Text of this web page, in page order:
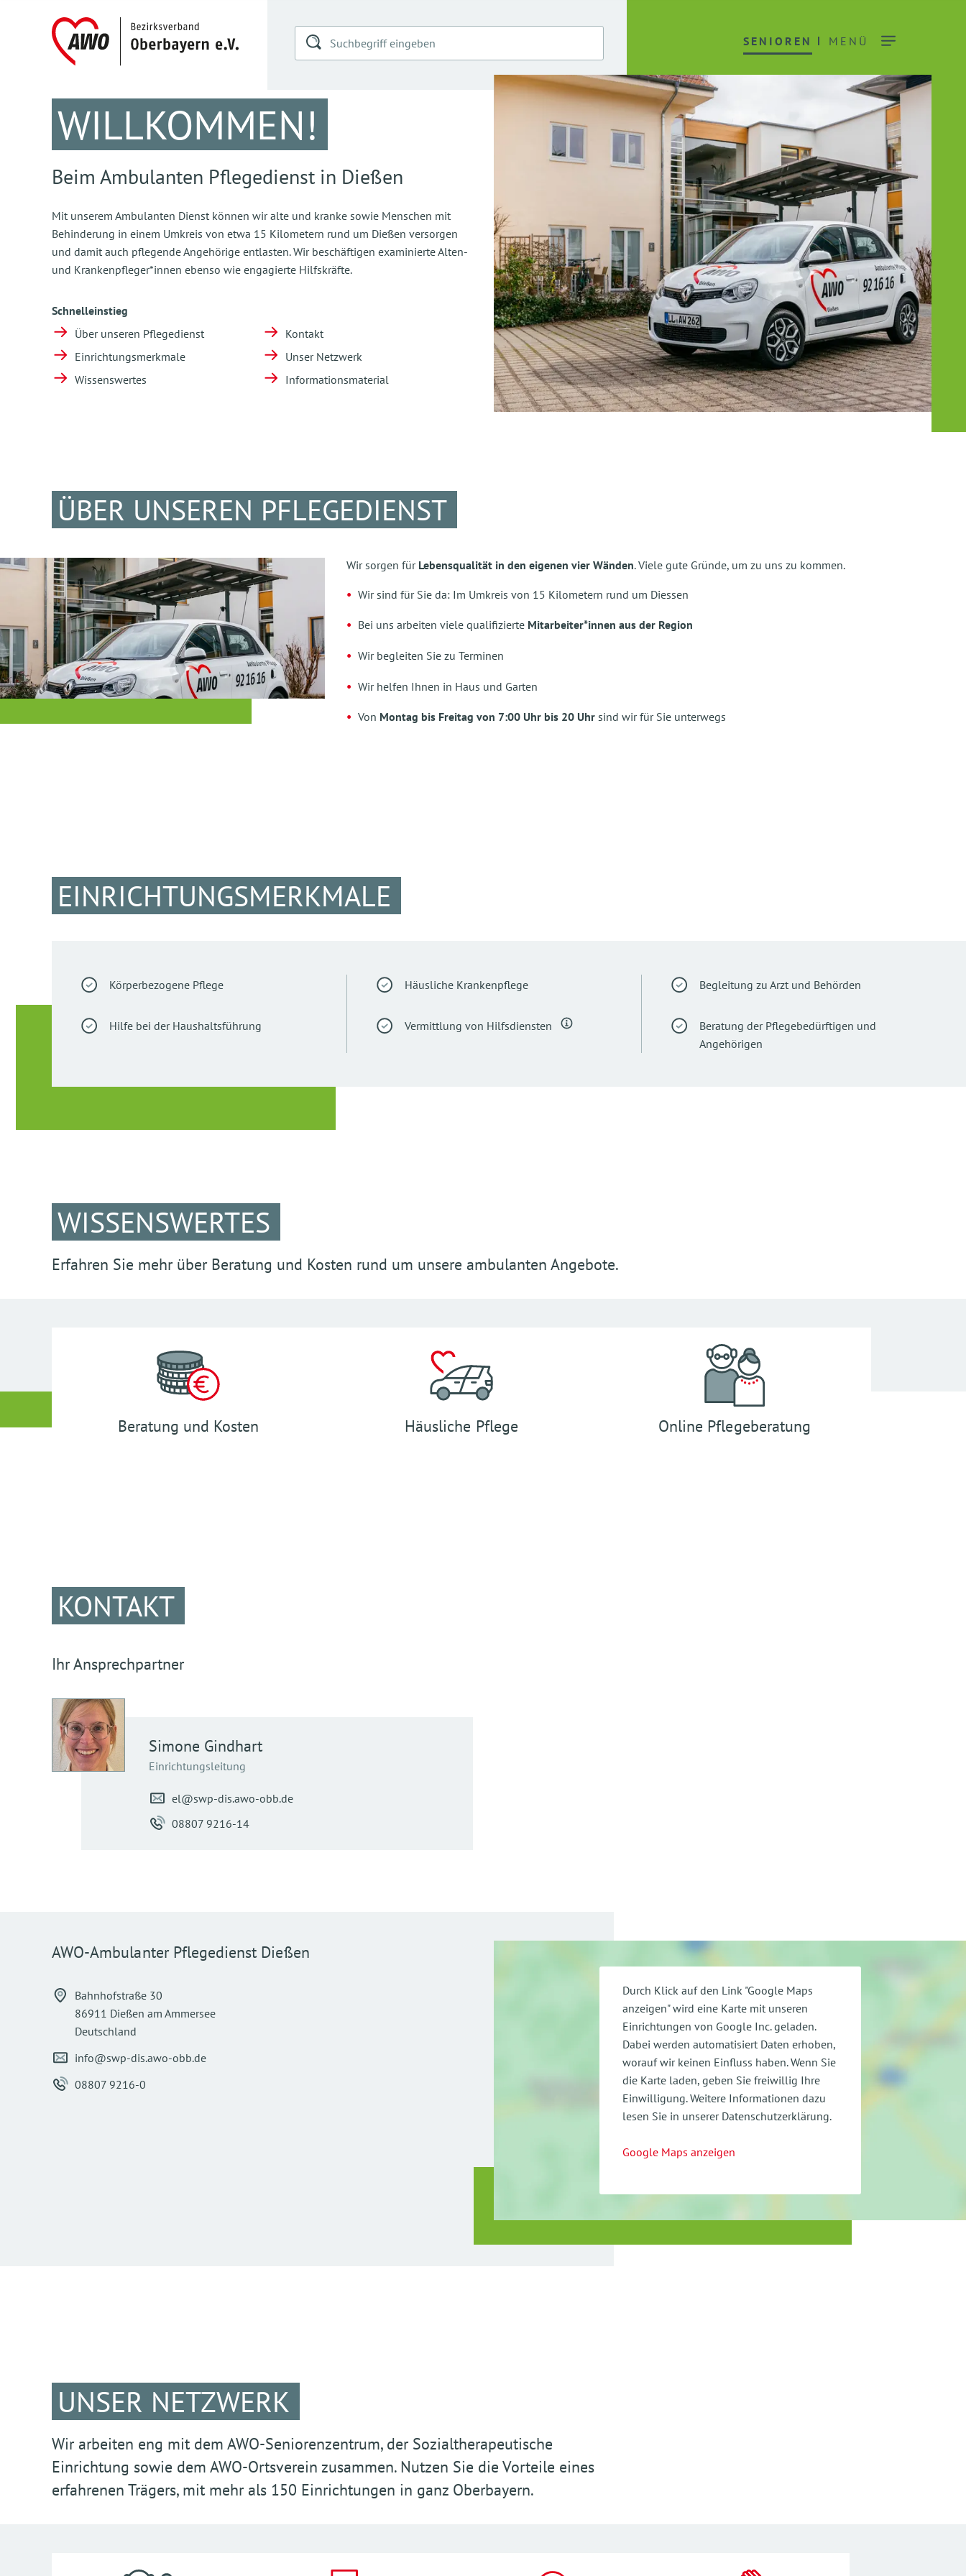
SENIOREN MENÜ
WILLKOMMEN!
Beim Ambulanten Pflegedienst in Dießen
Mit unserem Ambulanten Dienst können wir alte und kranke sowie Menschen mit
Behinderung in einem Umkreis von etwa 15 Kilometern rund um Dießen versorgen
und damit auch pflegende Angehörige entlasten. Wir beschäftigen examinierte Alten-
und Krankenpfleger*innen ebenso wie engagierte Hilfskräfte.
Schnelleinstieg
Über unseren Pflegedienst
Einrichtungsmerkmale
Wissenswertes
Kontakt
Unser Netzwerk
Informationsmaterial
ÜBER UNSEREN PFLEGEDIENST
Wir sorgen für Lebensqualität in den eigenen vier Wänden. Viele gute Gründe, um zu uns zu kommen.
Wir sind für Sie da: Im Umkreis von 15 Kilometern rund um Diessen
Bei uns arbeiten viele qualifizierte Mitarbeiter*innen aus der Region
Wir begleiten Sie zu Terminen
Wir helfen Ihnen in Haus und Garten
Von Montag bis Freitag von 7:00 Uhr bis 20 Uhr sind wir für Sie unterwegs
EINRICHTUNGSMERKMALE
Körperbezogene Pflege
Hilfe bei der Haushaltsführung
Häusliche Krankenpflege
Vermittlung von Hilfsdiensten
Begleitung zu Arzt und Behörden
Beratung der Pflegebedürftigen und
Angehörigen
WISSENSWERTES
Erfahren Sie mehr über Beratung und Kosten rund um unsere ambulanten Angebote.
Beratung und Kosten Häusliche Pflege Online Pflegeberatung
KONTAKT
Ihr Ansprechpartner
Simone Gindhart
Einrichtungsleitung
el@swp-dis.awo-obb.de
08807 9216-14
AWO-Ambulanter Pflegedienst Dießen
Bahnhofstraße 30
86911 Dießen am Ammersee
Deutschland
info@swp-dis.awo-obb.de
08807 9216-0
Durch Klick auf den Link "Google Maps
anzeigen" wird eine Karte mit unseren
Einrichtungen von Google Inc. geladen.
Dabei werden automatisiert Daten erhoben,
worauf wir keinen Einfluss haben. Wenn Sie
die Karte laden, geben Sie freiwillig Ihre
Einwilligung. Weitere Informationen dazu
lesen Sie in unserer Datenschutzerklärung.
Google Maps anzeigen
UNSER NETZWERK
Wir arbeiten eng mit dem AWO-Seniorenzentrum, der Sozialtherapeutische
Einrichtung sowie dem AWO-Ortsverein zusammen. Nutzen Sie die Vorteile eines
erfahrenen Trägers, mit mehr als 150 Einrichtungen in ganz Oberbayern.